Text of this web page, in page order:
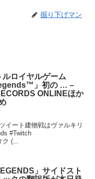
掘り下げマン
ルロイヤルゲーム
」初の … –
ONLINEほか
イート建物戦はヴァルキリ
#Twitch
(...
」サイドスト